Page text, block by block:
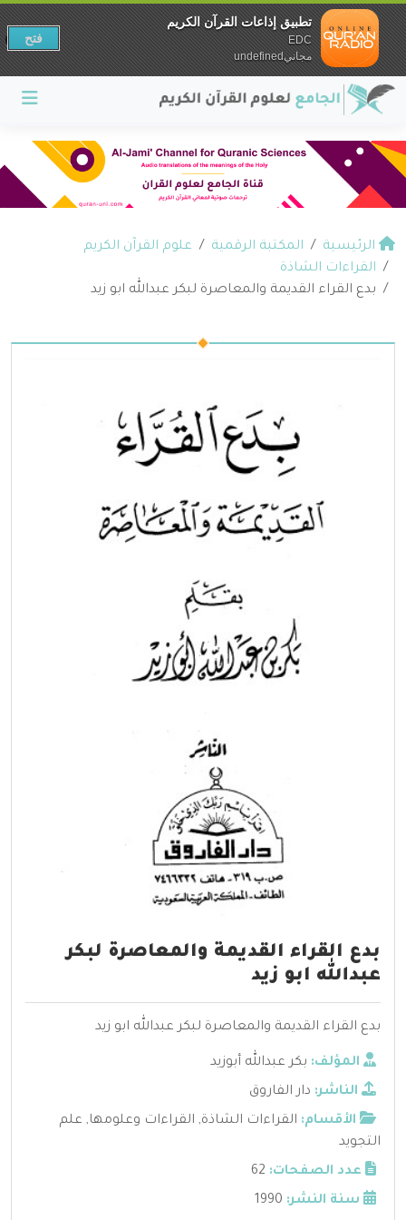
الرئيسية المكتبة الرقمية
علوم القرآن الكريم
القراءات الشاذة
بدع القراء القديمة والمعاصرة لبكر عبدالله ابو زيد
بدع القراء القديمة والمعاصرة لبكر
عبدالله ابو زيد
بدع القراء القديمة والمعاصرة لبكر عبدالله ابو زيد
المؤلف: بكر عبدالله أبوزيد
الناشر: دار الفاروق
الأقسام: القراءات الشاذة, القراءات وعلومها, علم
التجويد
عدد الصفحات: 62
سنة النشر: 1990
تطبيق إذاعات القرآن الكريم
EDC
مجانيundefined
فتح